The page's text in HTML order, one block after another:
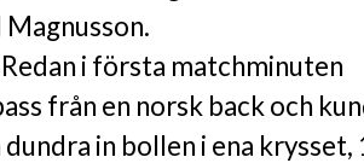
i första matchminuten
från en norsk back och
in bollen i ena krysset,